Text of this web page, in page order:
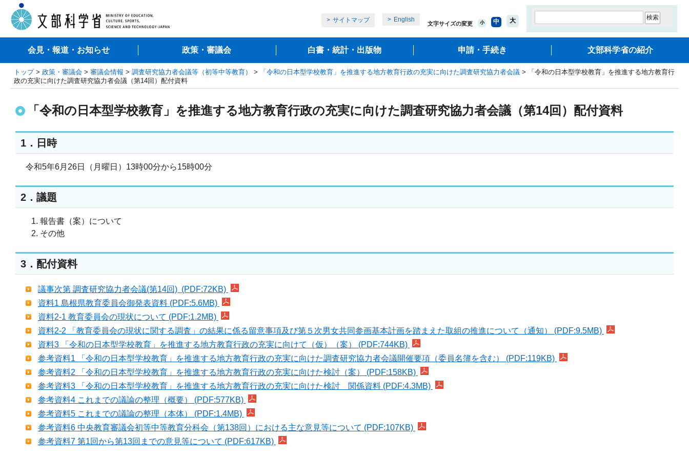
サイトマップ English
文字サイズの変更 小 中 大
会見・報道・お知らせ 政策・審議会 白書・統計・出版物 申請・手続き 文部科学省の紹介
トップ> 政策・審議会 > 審議会情報 > 調査研究協力者会議等（初等中等教育） > 「令和の日本型学校教育」を推進する地方教育行政の充実に向けた調査研究協力者会議 > 「令和の日本型学校教育」を推進する地方教育行
政の充実に向けた調査研究協力者会議（第14回）配付資料
「令和の日本型学校教育」を推進する地方教育行政の充実に向けた調査研究協力者会議（第14回）配付資料
1．日時
令和5年6月26日（月曜日）13時00分から15時00分
2．議題
報告書（案）について
その他
3．配付資料
議事次第 調査研究協力者会議(第14回) (PDF:72KB)
資料1 島根県教育委員会御発表資料 (PDF:5.6MB)
資料2-1 教育委員会の現状について (PDF:1.2MB)
資料2-2 「教育委員会の現状に関する調査」の結果に係る留意事項及び第５次男女共同参画基本計画を踏まえた取組の推進について（通知） (PDF:9.5MB)
資料3 「令和の日本型学校教育」を推進する地方教育行政の充実に向けて（仮）（案） (PDF:744KB)
参考資料1 「令和の日本型学校教育」を推進する地方教育行政の充実に向けた調査研究協力者会議開催要項（委員名簿を含む） (PDF:119KB)
参考資料2 「令和の日本型学校教育」を推進する地方教育行政の充実に向けた検討（案） (PDF:158KB)
参考資料3 「令和の日本型学校教育」を推進する地方教育行政の充実に向けた検討 関係資料 (PDF:4.3MB)
参考資料4 これまでの議論の整理（概要） (PDF:577KB)
参考資料5 これまでの議論の整理（本体） (PDF:1.4MB)
参考資料6 中央教育審議会初等中等教育分科会（第138回）における主な意見等について (PDF:107KB)
参考資料7 第1回から第13回までの意見等について (PDF:617KB)